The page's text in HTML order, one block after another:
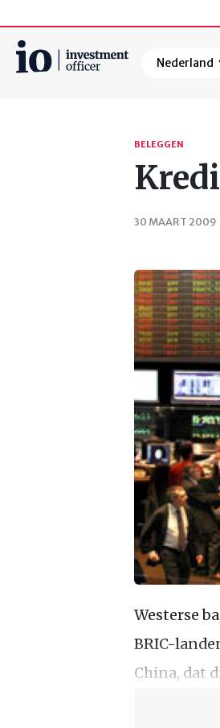
Nederland
BELEGGEN
30 MAART 2009
Westerse
BRIC-
China, dat